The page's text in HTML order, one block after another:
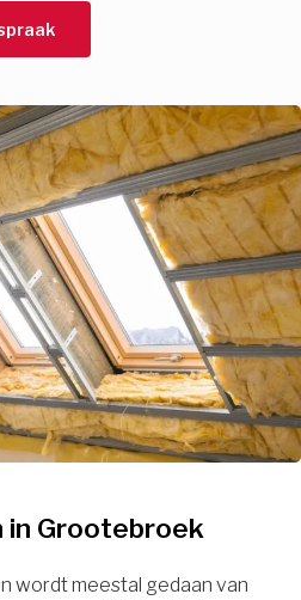
in Grootebroek
wordt meestal gedaan van